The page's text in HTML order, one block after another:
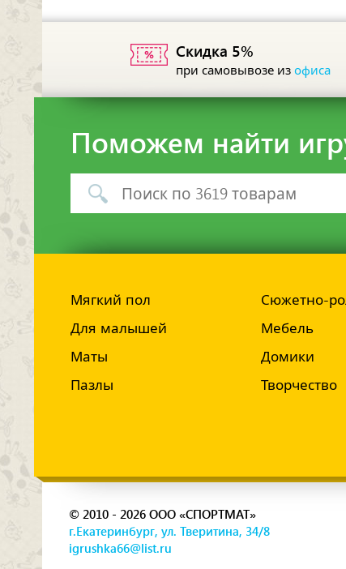
Скидка 5%
при самовывозе изофиса
Поможем найти
Мягкий пол
Для малышей
Маты
Пазлы
Сюжетно-
Мебель
Домики
Творчество
© 2010 - 2026 ООО «СПОРТМАТ»
г.Екатеринбург, ул. Тверитина, 34/8
igrushka66@list.ru